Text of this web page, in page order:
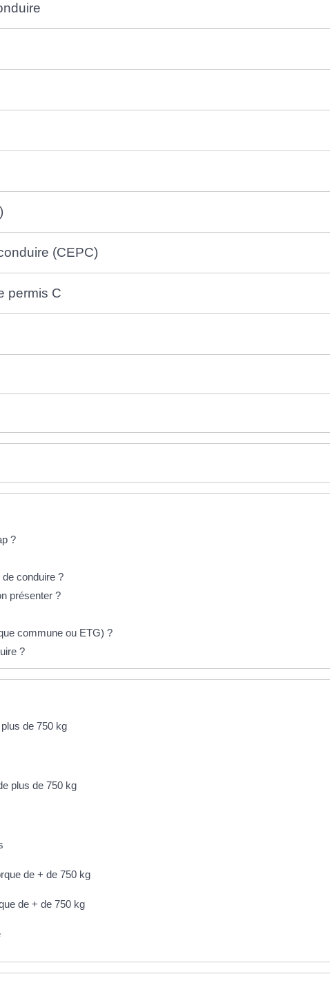
(CEPC)
permis C
?
conduire ?
présenter ?
commune ou ETG) ?
?
de 750 kg
plus de 750 kg
de + de 750 kg
de + de 750 kg